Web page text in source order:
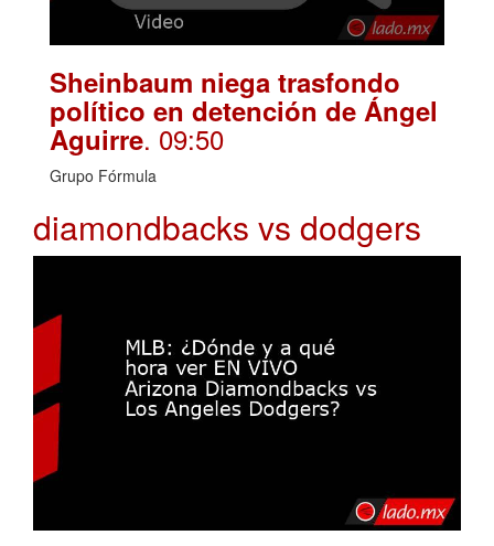
Sheinbaum niega trasfondo
político en detención de Ángel
Aguirre. 09:50
Grupo Fórmula
diamondbacks vs dodgers